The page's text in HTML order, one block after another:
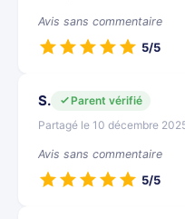
Avis sans commentaire
5/5
S.
Parent vérifié
Partagé le 10 décembre
Avis sans commentaire
5/5